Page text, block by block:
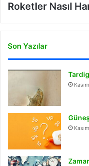
Roketler Nasıl
Son Yazılar